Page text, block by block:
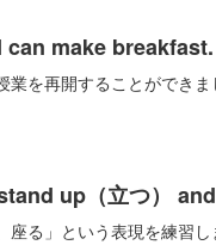
can make breakfast.
業を再開することができ
up（立つ）
る」という表現を練習し